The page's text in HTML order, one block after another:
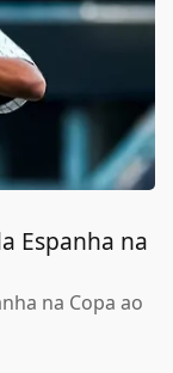
Espanha na
na Copa ao